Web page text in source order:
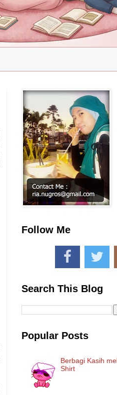
Follow Me
Search This Blog
Popular Posts
Berbagi Kasih
Shirt